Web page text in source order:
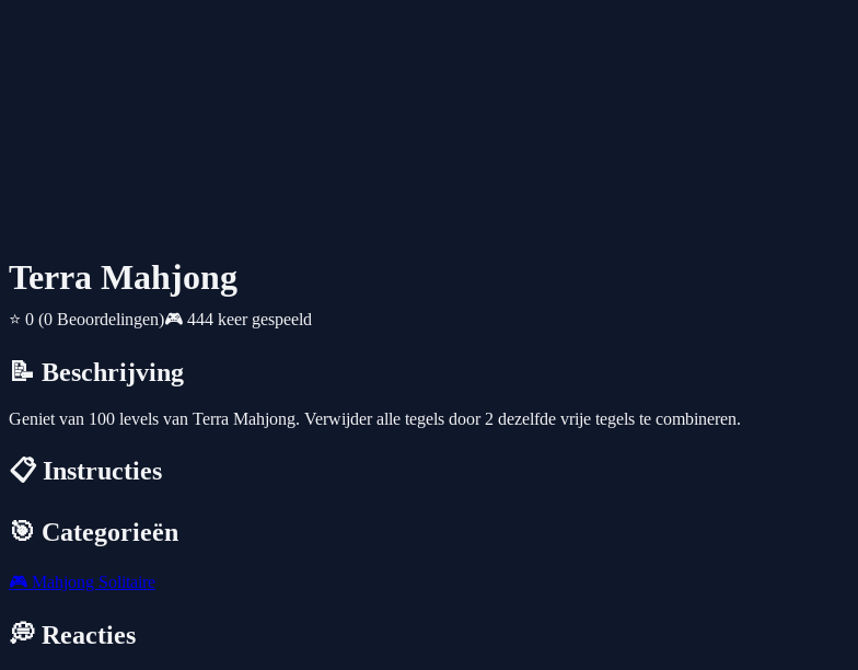
Terra Mahjong
⭐ 0 (0 Beoordelingen)🎮 444 keer gespeeld
📝 Beschrijving
Geniet van 100 levels van Terra Mahjong. Verwijder alle tegels door 2 dezelfde vrije tegels te combineren.
📋 Instructies
🎯 Categorieën
🎮 Mahjong Solitaire
💭 Reacties